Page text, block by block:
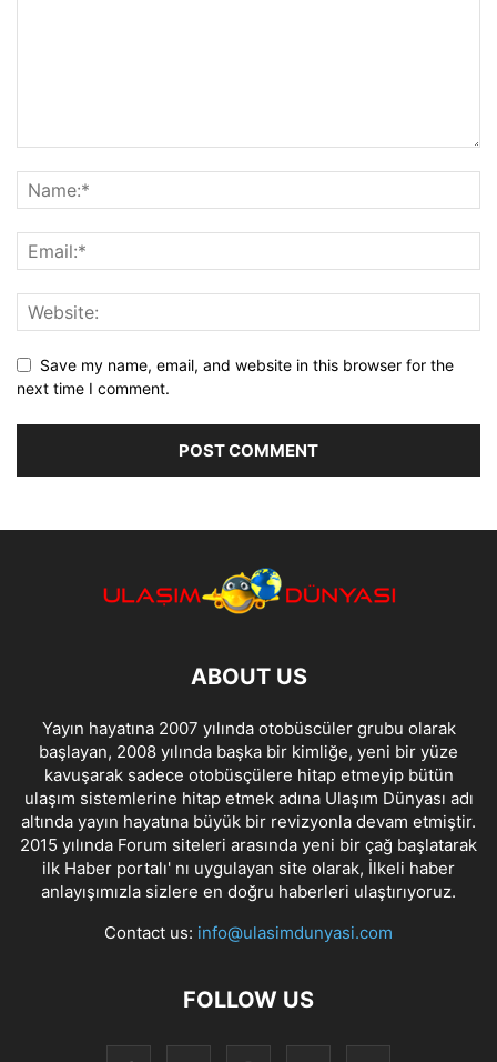
Save my name, email, and website in this browser for the
next time I comment.
ABOUT US
Yayın hayatına 2007 yılında otobüscüler grubu olarak
başlayan, 2008 yılında başka bir kimliğe, yeni bir yüze
kavuşarak sadece otobüsçülere hitap etmeyip bütün
ulaşım sistemlerine hitap etmek adına Ulaşım Dünyası adı
altında yayın hayatına büyük bir revizyonla devam etmiştir.
2015 yılında Forum siteleri arasında yeni bir çağ başlatarak
ilk Haber portalı' nı uygulayan site olarak, İlkeli haber
anlayışımızla sizlere en doğru haberleri ulaştırıyoruz.
Contact us: info@ulasimdunyasi.com
FOLLOW US